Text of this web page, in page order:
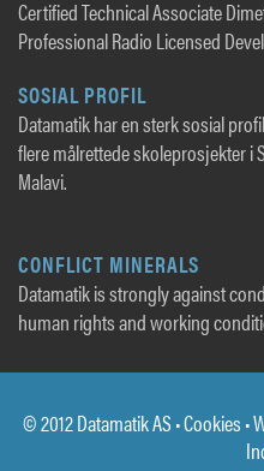
Certified Technical Associate
Professional Radio Licensed
SOSIAL PROFIL
Datamatik har en sterk sosial
flere målrettede skoleprosjekter i
Malavi.
CONFLICT MINERALS
Datamatik is strongly against
human rights and working
© 2012 Datamatik AS •Cookies •